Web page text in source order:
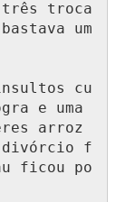
três troca
um
cu
e uma
arroz
divórcio f
ficou po